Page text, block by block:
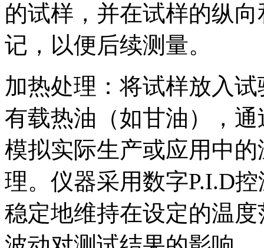
的试样，并在试样的纵
记，以便后续测量。
加热处理：将试样放入
有载热油（如甘油），
模拟实际生产或应用中
理。仪器采用数字P.I.D
稳定地维持在设定的温